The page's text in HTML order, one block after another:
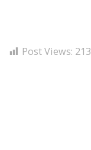
Post Views: 213